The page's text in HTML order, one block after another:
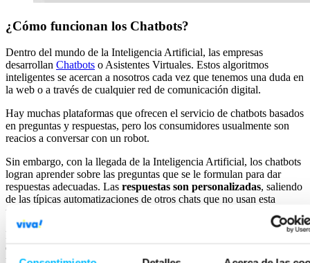
¿Cómo funcionan los Chatbots?
Dentro del mundo de la Inteligencia Artificial, las empresas
desarrollan Chatbots o Asistentes Virtuales. Estos algoritmos
inteligentes se acercan a nosotros cada vez que tenemos una duda en
la web o a través de cualquier red de comunicación digital.
Hay muchas plataformas que ofrecen el servicio de chatbots basados
en preguntas y respuestas, pero los consumidores usualmente son
reacios a conversar con un robot.
Sin embargo, con la llegada de la Inteligencia Artificial, los chatbots
logran aprender sobre las preguntas que se le formulan para dar
respuestas adecuadas. Las respuestas son personalizadas, saliendo
de las típicas automatizaciones de otros chats que no usan esta
tecnología.
Esto le permite al negocio que una persona pueda
mantener una
conversación con un robotlo más parecida posible a una real con
un humano. Cuanta mayor sea la interacción de nuestro chatbot con